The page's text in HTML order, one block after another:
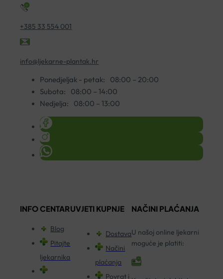
+385 33 554 001
info@ljekarne-plantak.hr
Ponedjeljak - petak:
08:00 – 20:00
Subota:
08:00 – 14:00
Nedjelja:
08:00 – 13:00
INFO CENTAR
Blog
Pitajte
ljekarnika
UVJETI KUPNJE
Dostava
Načini
plaćanja
Povrat i
NAČINI PLAĆANJA
U našoj online ljekarni
moguće je platiti: